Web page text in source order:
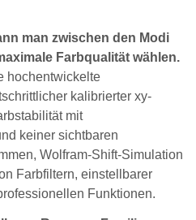
man zwischen den Modi
Farbqualität wählen.
hochentwickelte
kalibrierter xy-
mit
keiner sichtbaren
Wolfram-Shift-Simulation
Farbfiltern, einstellbarer
Funktionen.